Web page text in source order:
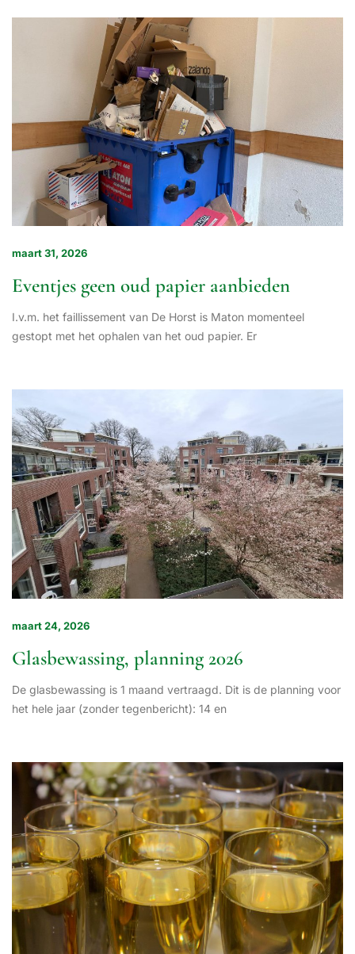
maart 31, 2026
Eventjes geen oud papier aanbieden
I.v.m. het faillissement van De Horst is Maton momenteel
gestopt met het ophalen van het oud papier. Er
maart 24, 2026
Glasbewassing, planning 2026
De glasbewassing is 1 maand vertraagd. Dit is de planning voor
het hele jaar (zonder tegenbericht): 14 en